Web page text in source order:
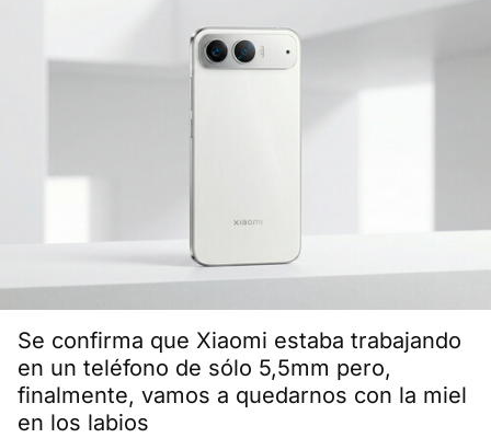
Se confirma que Xiaomi estaba trabajando
en un teléfono de sólo 5,5mm pero,
finalmente, vamos a quedarnos con la miel
en los labios